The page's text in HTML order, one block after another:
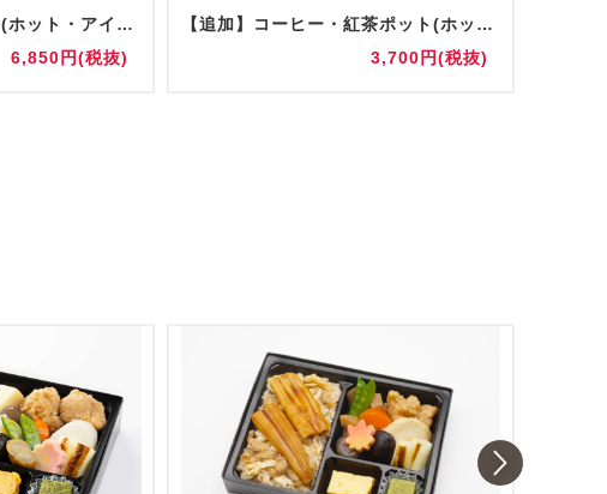
コーヒー・紅茶ポット(ホット・アイス) 陶器/グラス提供
6,850円(税抜)
【追加】コーヒー・紅茶ポット(ホット・アイス) 陶器/グラス提供
3,700円(税抜)